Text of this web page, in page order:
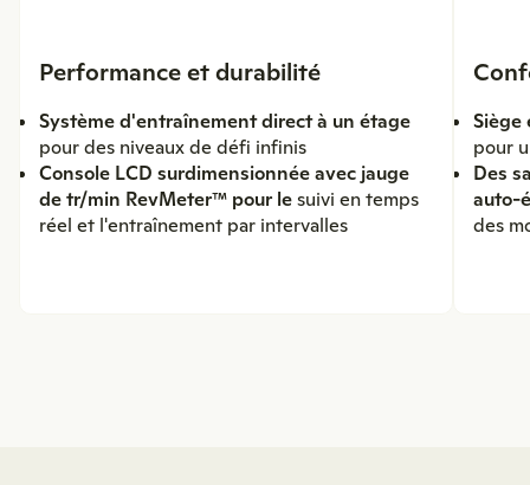
Performance et durabilité
Système d'entraînement direct à un étage
pour des niveaux de défi infinis
Console LCD surdimensionnée avec jauge
de tr/min RevMeter™ pour le suivi en temps
réel et l'entraînement par intervalles
Siège
pour
Des
auto-
des